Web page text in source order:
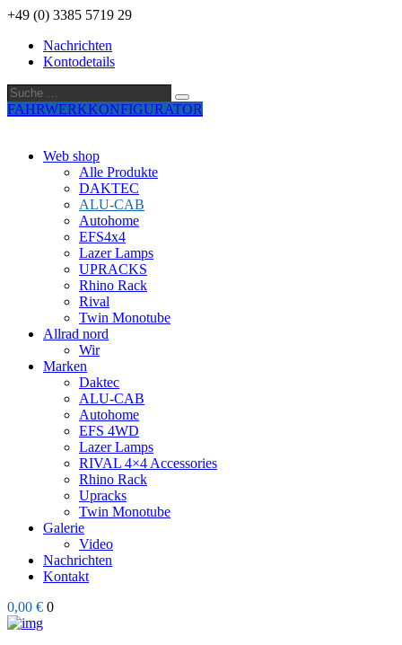
+49 (0) 3385 5719 29
Nachrichten
Kontodetails
Suche
…
Suche
FAHRWERKKONFIGURATOR
Web shop
Alle Produkte
DAKTEC
ALU-CAB
Autohome
EFS4x4
Lazer Lamps
UPRACKS
Rhino Rack
Rival
Twin Monotube
Allrad nord
Wir
Marken
Daktec
ALU-CAB
Autohome
EFS 4WD
Lazer Lamps
RIVAL 4×4 Accessories
Rhino Rack
Upracks
Twin Monotube
Galerie
Video
Nachrichten
Kontakt
0,00 € 0